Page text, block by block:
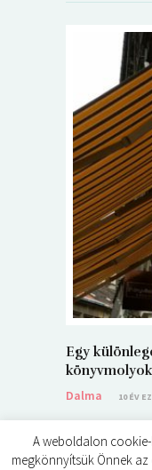
Egy
Dalma
10 ÉV
A weboldalon
megkönnyítsük Önnek